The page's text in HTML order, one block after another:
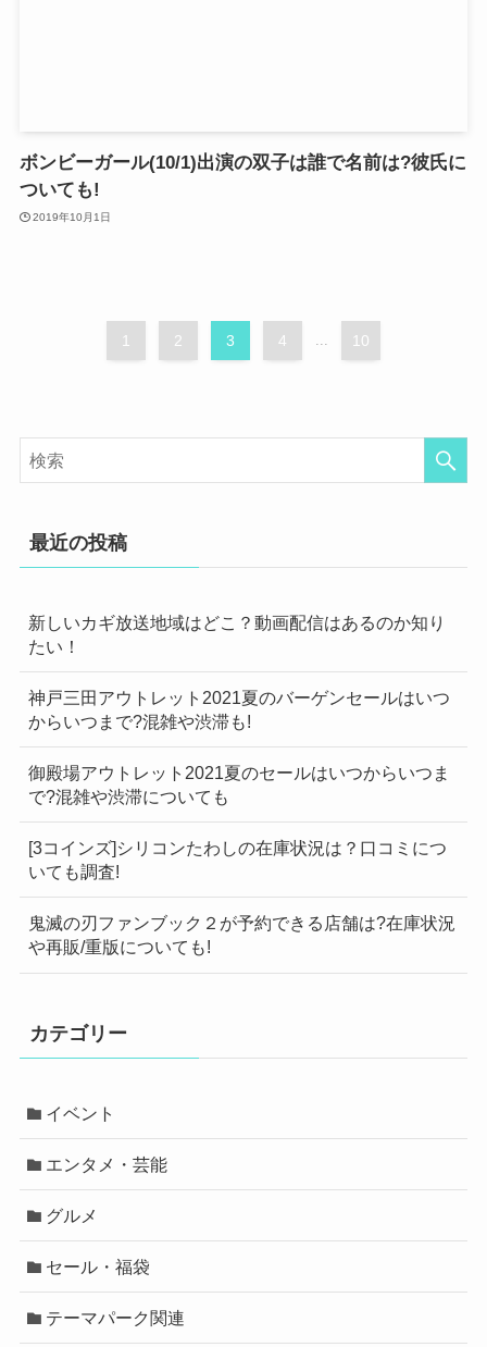
ボンビーガール(10/1)出演の双子は誰で名前は?彼氏に
ついても!
2019年10月1日
1 2 3 4 ... 10
最近の投稿
新しいカギ放送地域はどこ？動画配信はあるのか知り
たい！
神戸三田アウトレット2021夏のバーゲンセールはいつ
からいつまで?混雑や渋滞も!
御殿場アウトレット2021夏のセールはいつからいつま
で?混雑や渋滞についても
[3コインズ]シリコンたわしの在庫状況は？口コミにつ
いても調査!
鬼滅の刃ファンブック２が予約できる店舗は?在庫状況
や再販/重版についても!
カテゴリー
イベント
エンタメ・芸能
グルメ
セール・福袋
テーマパーク関連